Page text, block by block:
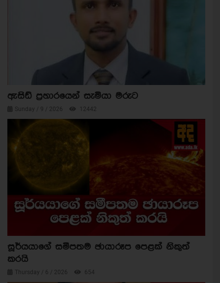
ඇසිඩ් ප්‍රහාරයෙන් සැමියා මරුට
Sunday / 9 / 2026 12442
සූර්යයාගේ සමීපතම ඡායාරූප පෙළක් නිකුත්
කරයි
Thursday / 6 / 2026 654